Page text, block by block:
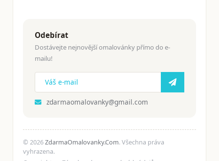
Odebírat
Dostávejte nejnovější omalovánky přímo do e-
mailu!
zdarmaomalovanky@gmail.com
© 2026ZdarmaOmalovanky.Com. Všechna práva
vyhrazena.